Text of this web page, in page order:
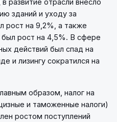
развитие отрасли внесло
зданий и уходу за
рост на 9,2%, а также
был рост на 4,5%. В сфере
действий был спад на
и лизингу сократился на
образом, налог на
и таможенные налоги)
ростом поступлений